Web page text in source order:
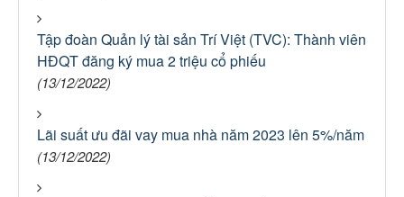
Tập đoàn Quản lý tài sản Trí Việt (TVC): Thành viên
HĐQT đăng ký mua 2 triệu cổ phiếu
(13/12/2022)
Lãi suất ưu đãi vay mua nhà năm 2023 lên 5%/năm
(13/12/2022)